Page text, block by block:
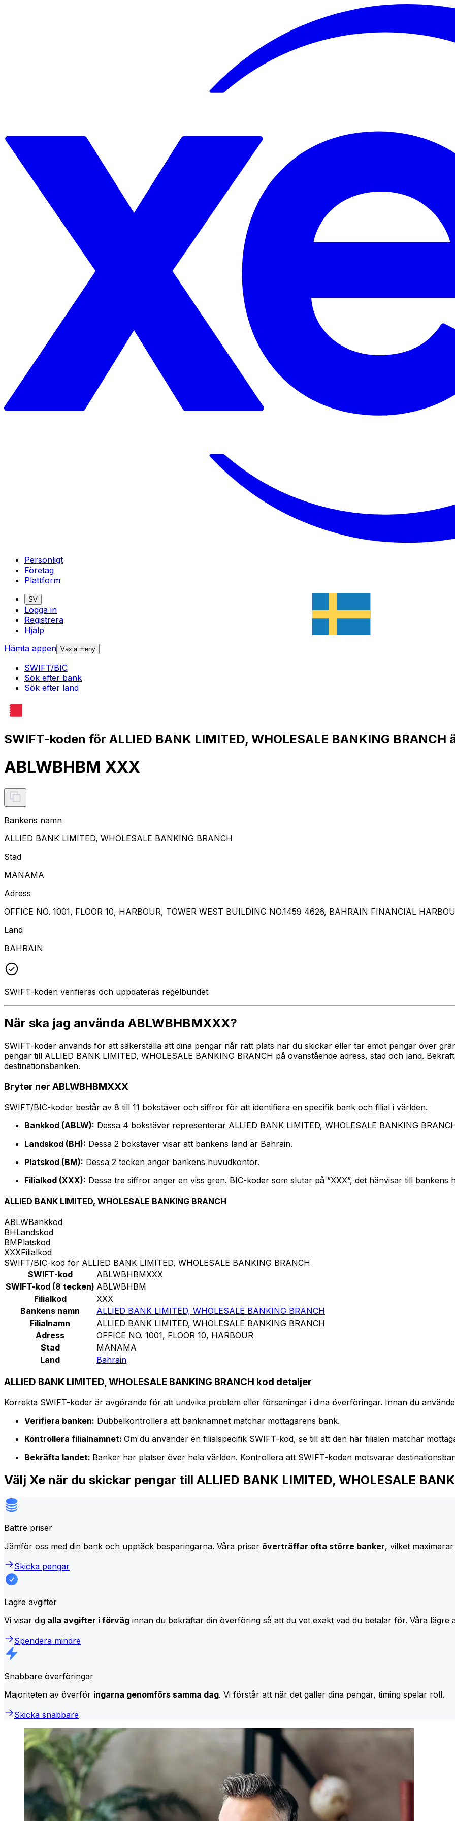
Personligt
Företag
Plattform
SV
Logga in
Registrera
Hjälp
Hämta appen Växla meny
SWIFT/BIC
Sök efter bank
Sök efter land
SWIFT-koden för ALLIED BANK LIMITED, WHOLESALE BANKING BRANCH
ABLWBHBM XXX
Bankens namn
ALLIED BANK LIMITED, WHOLESALE BANKING BRANCH
Stad
MANAMA
Adress
OFFICE NO. 1001, FLOOR 10, HARBOUR, TOWER WEST BUILDING NO.1459 4626, BAHRAIN FINANCIAL
Land
BAHRAIN
SWIFT-koden verifieras och uppdateras regelbundet
När ska jag använda ABLWBHBMXXX?
SWIFT-koder används för att säkerställa att dina pengar når rätt plats när du skickar eller tar emot pengar över
pengar till ALLIED BANK LIMITED, WHOLESALE BANKING BRANCH på ovanstående adress, stad och land.
destinationsbanken.
Bryter ner ABLWBHBMXXX
SWIFT/BIC-koder består av 8 till 11 bokstäver och siffror för att identifiera en specifik bank och filial i världen.
Bankkod (ABLW): Dessa 4 bokstäver representerar ALLIED BANK LIMITED, WHOLESALE BANKING
Landskod (BH): Dessa 2 bokstäver visar att bankens land är Bahrain.
Platskod (BM): Dessa 2 tecken anger bankens huvudkontor.
Filialkod (XXX): Dessa tre siffror anger en viss gren. BIC-koder som slutar på ”XXX”, det hänvisar till bankens
ALLIED BANK LIMITED, WHOLESALE BANKING BRANCH
ABLWBankkod
BHLandskod
BMPlatskod
XXXFilialkod
SWIFT/BIC-kod för ALLIED BANK LIMITED, WHOLESALE BANKING BRANCH
SWIFT-kod
ABLWBHBMXXX
SWIFT-kod (8 tecken) ABLWBHBM
Filialkod
XXX
Bankens namn
ALLIED BANK LIMITED, WHOLESALE BANKING BRANCH
Filialnamn
ALLIED BANK LIMITED, WHOLESALE BANKING BRANCH
Adress
OFFICE NO. 1001, FLOOR 10, HARBOUR
Stad
MANAMA
Land
Bahrain
ALLIED BANK LIMITED, WHOLESALE BANKING BRANCH kod detaljer
Korrekta SWIFT-koder är avgörande för att undvika problem eller förseningar i dina överföringar. Innan du
Verifiera banken: Dubbelkontrollera att banknamnet matchar mottagarens bank.
Kontrollera filialnamnet: Om du använder en filialspecifik SWIFT-kod, se till att den här filialen matchar
Bekräfta landet: Banker har platser över hela världen. Kontrollera att SWIFT-koden motsvarar
Välj Xe när du skickar pengar till ALLIED BANK LIMITED, WHOLESALE
Bättre priser
Jämför oss med din bank och upptäck besparingarna. Våra priser överträffar ofta större banker, vilket
Skicka pengar
Lägre avgifter
Vi visar dig alla avgifter i förväg innan du bekräftar din överföring så att du vet exakt vad du betalar för. Våra lägre
Spendera mindre
Snabbare överföringar
Majoriteten av överför ingarna genomförs samma dag. Vi förstår att när det gäller dina pengar, timing spelar roll.
Skicka snabbare